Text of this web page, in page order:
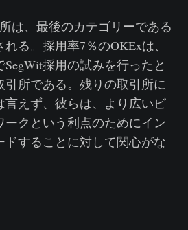
は、最後のカテゴリーである
れる。採用率7％のOKExは、
採用の試みを行ったと
所である。残りの取引所に
言えず、彼らは、より広いビ
ークという利点のためにイン
ドすることに対して関心がな